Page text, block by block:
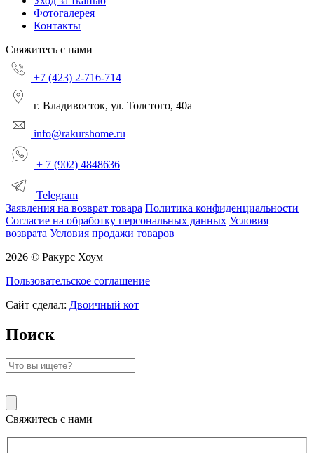
Фотогалерея
Контакты
Свяжитесь с нами
+7 (423) 2-716-714
г. Владивосток, ул. Толстого, 40а
info@rakurshome.ru
+ 7 (902) 4848636
Telegram
Заявления на возврат товара Политика конфиденциальности
Согласие на обработку персональных данных Условия
возврата Условия продажи товаров
2026 © Ракурс Хоум
Пользовательское соглашение
Сайт сделал: Двоичный кот
Поиск
Свяжитесь с нами